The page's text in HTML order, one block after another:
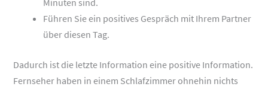
Führen Sie ein positives Gespräch mit Ihrem Partner
über diesen Tag.
Dadurch ist die letzte Information eine positive Information.
Fernseher haben in einem Schlafzimmer ohnehin nichts